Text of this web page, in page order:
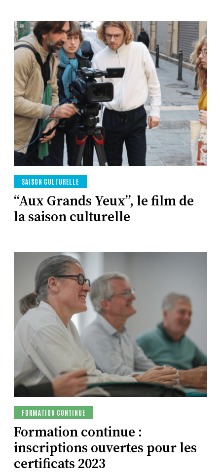
SAISON CULTURELLE
“Aux Grands Yeux”, le film de
la saison culturelle
FORMATION CONTINUE
Formation continue :
inscriptions ouvertes pour les
certificats 2023